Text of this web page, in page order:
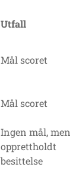
Utfall
Mål scoret
Mål scoret
Ingen mål, men
opprettholdt
besittelse